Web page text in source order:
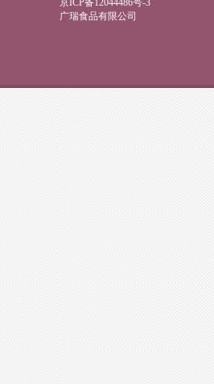
京ICP备12044486号-3
广瑞食品有限公司